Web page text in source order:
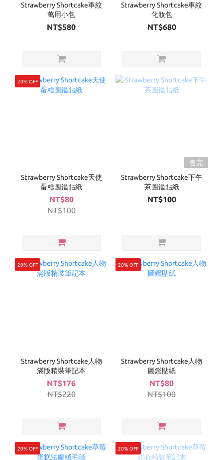
Strawberry Shortcake車紋
萬用小包
NT$580
Strawberry Shortcake車紋
化妝包
NT$680
20% OFF
Strawberry Shortcake天使
蛋糕圖鑑貼紙
NT$80
NT$100
售完
Strawberry Shortcake下午
茶圖鑑貼紙
NT$100
20% OFF
Strawberry Shortcake人物
滿版精裝筆記本
NT$176
NT$220
20% OFF
Strawberry Shortcake人物
圖鑑貼紙
NT$80
NT$100
20% OFF 20% OFF